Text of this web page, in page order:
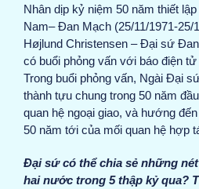
Nhân dịp kỷ niệm 50 năm thiết
Nam– Đan Mạch (25/11/1971-25/
Højlund Christensen – Đại sứ
có buổi phỏng vấn với báo điện
Trong buổi phỏng vấn, Ngài Đại
thành tựu chung trong 50 năm
quan hệ ngoại giao, và hướng
50 năm tới của mối quan hệ hợp
Đại sứ có thể chia sẻ những
hai nước trong 5 thập kỷ qua?